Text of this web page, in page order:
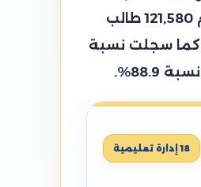
حوالي 72.09%، وجاءت هذه النتيجة مرضية جدًا وهي أعلى من نسبة النجاح بالعام الماضي، وقد تقدم لامتحانات هذا العام 121,580 طالب
الإعدادية، كما سجلت نسبة
18 إدارة تعليمية